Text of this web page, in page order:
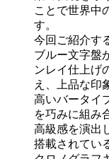
ことで世界中
す。
今回ご紹介す
ブルー文字盤
ンレイ仕上げ
え、上品な印
高いバータイ
を巧みに組み
高級感を演出
搭載されてい